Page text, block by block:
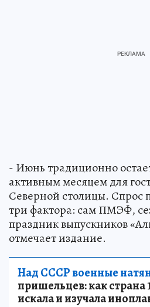
- Июнь традиционно
активным месяцем для
Северной столицы. Спрос
три фактора: сам ПМЭФ,
праздник выпускников
отмечает издание.
Над СССР военные
пришельцев: как страна
искала и изучала